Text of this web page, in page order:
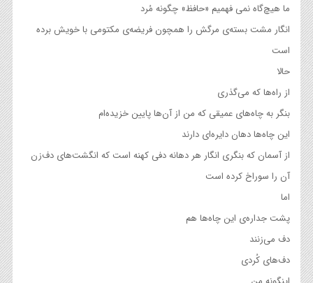
ما هیچ‌گاه نمی فهمیم «حافظ» چگونه مُرد
انگار مشت بسته‌ی مرگش را همچون فریضه‌ی مکتومی با خویش برده
است
حالا
از راه‌ها که می‌گذری
بنگر به چاه‌های عمیقی که من از آن‌ها پایین خزیده‌ام
این چاه‌ها دهان دایره‌ای دارند
از آسمان که بنگری انگار هر دهانه دفی کهنه است که انگشت‌های دف‌زن
آن را سوراخ کرده است
اما
پشت جداره‌ی این چاه‌ها هم
دف می‌زنند
دف‌های کُردی